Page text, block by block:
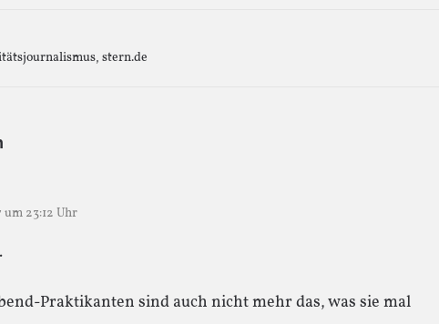
, stern.de
23:12 Uhr
Praktikanten sind auch nicht mehr das, was sie mal